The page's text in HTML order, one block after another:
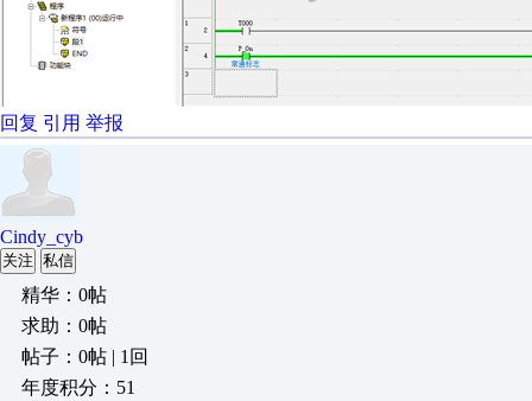
回复 引用 举报
Cindy_cyb
关注 私信
精华：0帖
求助：0帖
帖子：0帖 | 1回
年度积分：51